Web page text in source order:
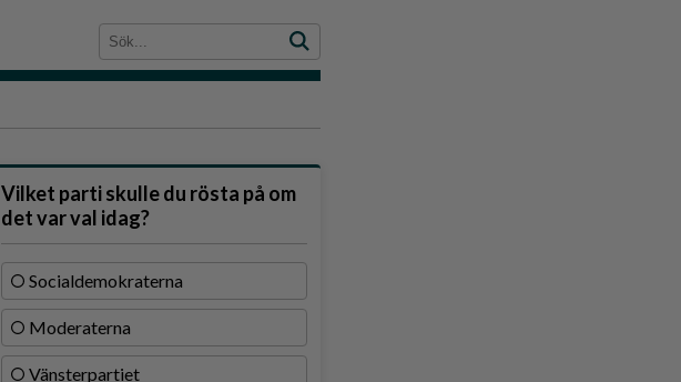
Vilket parti skulle du rösta på om
det var val idag?
Socialdemokraterna
Moderaterna
Vänsterpartiet